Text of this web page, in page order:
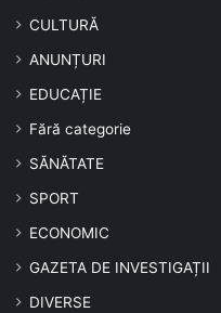
CULTURĂ
ANUNȚURI
EDUCAȚIE
Fără categorie
SĂNĂTATE
SPORT
ECONOMIC
GAZETA DE INVESTIGAȚII
DIVERSE